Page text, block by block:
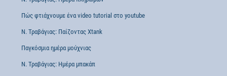
Πώς φτιάχνουμε ένα video tutorial στο youtube
Ν. Τραβάγιας: Παίζοντας Xtank
Παγκόσμια ημέρα μούχνιας
Ν. Τραβάγιας: Ημέρα μπακάπ